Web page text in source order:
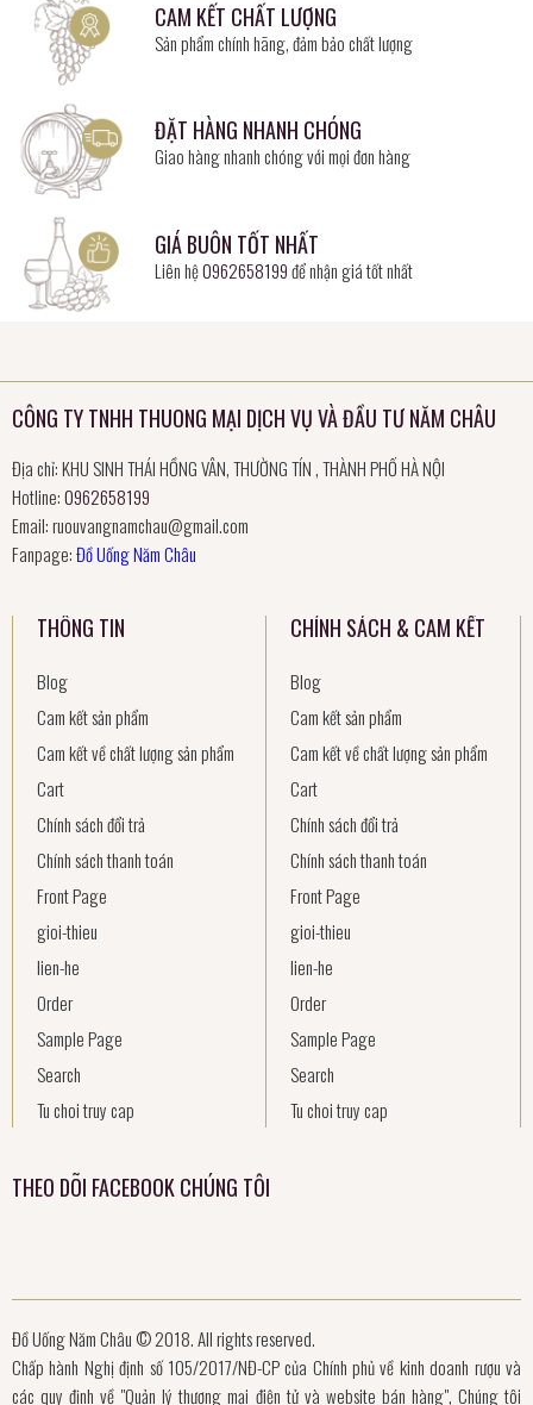
CAM KẾT CHẤT LƯỢNG
Sản phẩm chính hãng, đảm bảo chất lượng
ĐẶT HÀNG NHANH CHÓNG
Giao hàng nhanh chóng với mọi đơn hàng
GIÁ BUÔN TỐT NHẤT
Liên hệ0962658199để nhận giá tốt nhất
CÔNG TY TNHH THUONG MẠI DỊCH VỤ VÀ ĐẦU TƯ NĂM CHÂU
Địa chỉ: KHU SINH THÁI HỒNG VÂN, THƯỜNG TÍN , THÀNH PHỐ HÀ NỘI
Hotline:0962658199
Email:ruouvangnamchau@gmail.com
Fanpage:Đồ Uống Năm Châu
THÔNG TIN
Blog
Cam kết sản phẩm
Cam kết về chất lượng sản phẩm
Cart
Chính sách đổi trả
Chính sách thanh toán
Front Page
gioi-thieu
lien-he
Order
Sample Page
Search
Tu choi truy cap
CHÍNH SÁCH & CAM KẾT
Blog
Cam kết sản phẩm
Cam kết về chất lượng sản phẩm
Cart
Chính sách đổi trả
Chính sách thanh toán
Front Page
gioi-thieu
lien-he
Order
Sample Page
Search
Tu choi truy cap
THEO DÕI FACEBOOK CHÚNG TÔI
Đồ Uống Năm Châu © 2018. All rights reserved.
Chấp hành Nghị định số 105/2017/NĐ-CP của Chính phủ về kinh doanh rượu và
các quy định về "Quản lý thương mại điện tử và website bán hàng", Chúng tôi